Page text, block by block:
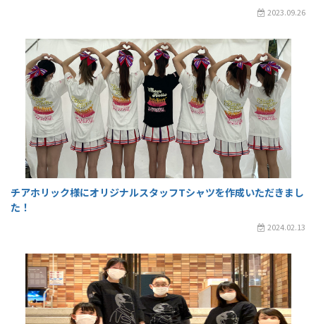
2023.09.26
チアホリック様にオリジナルスタッフTシャツを作成いただきまし
た！
2024.02.13